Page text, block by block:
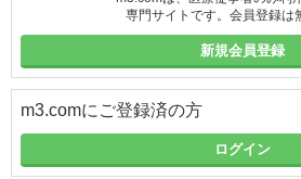
専門サイトです。会員登録は
新規会員登録
m3.comにご登録済の方
ログイン